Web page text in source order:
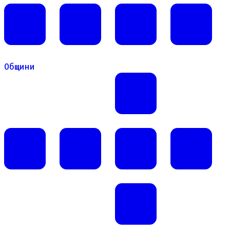
Общини